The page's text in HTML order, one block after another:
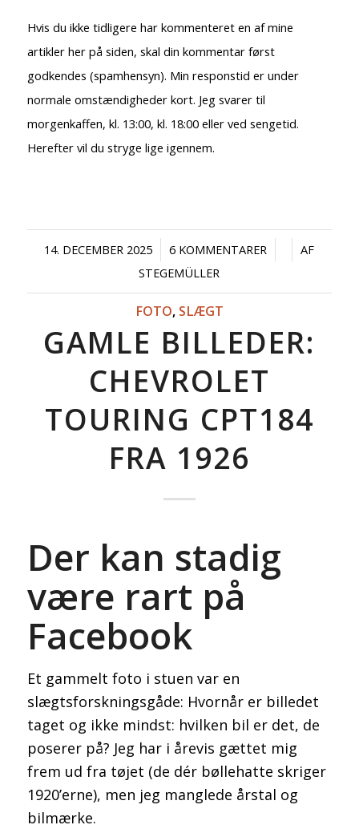
Hvis du ikke tidligere har kommenteret en af mine
artikler her på siden, skal din kommentar først
godkendes (spamhensyn). Min responstid er under
normale omstændigheder kort. Jeg svarer til
morgenkaffen, kl. 13:00, kl. 18:00 eller ved sengetid.
Herefter vil du stryge lige igennem.
14. DECEMBER 2025
/ 6 KOMMENTARER
/ /
AF
STEGEMÜLLER
FOTO, SLÆGT
GAMLE BILLEDER:
CHEVROLET
TOURING CPT184
FRA 1926
Der kan stadig
være rart på
Facebook
Et gammelt foto i stuen var en
slægtsforskningsgåde: Hvornår er billedet
taget og ikke mindst: hvilken bil er det, de
poserer på? Jeg har i årevis gættet mig
frem ud fra tøjet (de dér bøllehatte skriger
1920’erne), men jeg manglede årstal og
bilmærke.